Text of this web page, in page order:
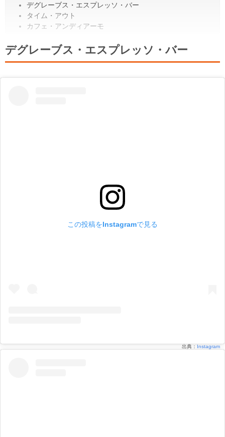
デグレーブス・エスプレッソ・バー
タイム・アウト
カフェ・アンディアーモ
デグレーブス・エスプレッソ・バー
この投稿をInstagramで見る
出典： Instagram